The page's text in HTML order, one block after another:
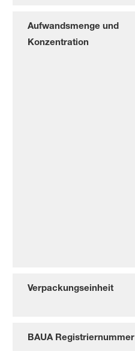
Aufwandsmenge und
Konzentration
Verpackungseinheit
BAUA Registriernummer